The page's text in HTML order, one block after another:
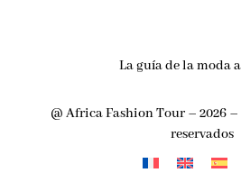
La guía de la moda
@ Africa Fashion Tour – 2026
reservados